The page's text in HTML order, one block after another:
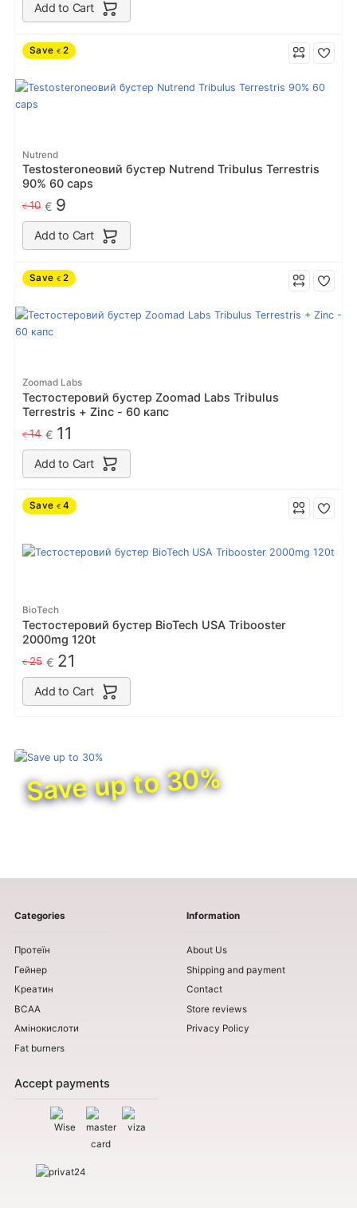
Add to Cart
Save € 2
Nutrend
Testosteroneовий бустер Nutrend Tribulus Terrestris
90% 60 caps
€10 € 9
Add to Cart
Save € 2
Zoomad Labs
Тестостеровий бустер Zoomad Labs Tribulus
Terrestris + Zinc - 60 капс
€14 € 11
Add to Cart
Save € 4
BioTech
Тестостеровий бустер BioTech USA Tribooster
2000mg 120t
€25 € 21
Add to Cart
Save up to 30%
Categories
Протеїн
Гейнер
Креатин
BCAA
Амінокислоти
Fat burners
Information
About Us
Shipping and payment
Contact
Store reviews
Privacy Policy
Accept payments